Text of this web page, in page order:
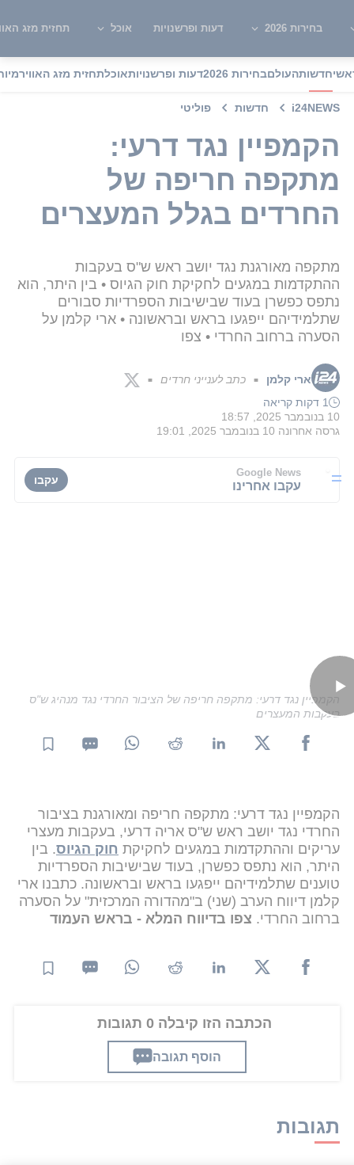
בחירות 2026 דעות ופרשנויות אוכל תחזית מזג
חדשותהעולםבחירות 2026 דעות ופרשנויותאוכלתחזית מזג האוויר
i24NEWS חדשות פוליטי
הקמפיין נגד דרעי:
מתקפה חריפה של
החרדים בגלל המעצרים
מתקפה מאורגנת נגד יושב ראש ש"ס בעקבות
ההתקדמות במגעים לחקיקת חוק הגיוס • בין היתר, הוא
נתפס כפשרן בעוד שבישיבות הספרדיות סבורים
שתלמידיהם ייפגעו בראש ובראשונה • ארי קלמן על
הסערה ברחוב החרדי • צפו
ארי קלמן ■ כתב לענייני חרדים ■
1 דקות קריאה
10 בנובמבר 2025, 18:57
גרסה אחרונה 10 בנובמבר 2025, 19:01
Google News
עקבו אחרינו עקבו
הקמפיין נגד דרעי: מתקפה חריפה של הציבור החרדי נגד מנהיג ש"ס
בעקבות המעצרים
הקמפיין נגד דרעי: מתקפה חריפה ומאורגנת בציבור
החרדי נגד יושב ראש ש"ס אריה דרעי, בעקבות מעצרי
עריקים וההתקדמות במגעים לחקיקת חוק הגיוס. בין
היתר, הוא נתפס כפשרן, בעוד שבישיבות הספרדיות
טוענים שתלמידיהם ייפגעו בראש ובראשונה. כתבנו ארי
קלמן דיווח הערב (שני) ב"מהדורה המרכזית" על הסערה
ברחוב החרדי. צפו בדיווח המלא - בראש העמוד
הכתבה הזו קיבלה 0 תגובות
הוסף תגובה
תגובות